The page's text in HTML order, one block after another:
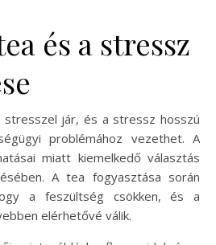
és a stressz
jár, és a stressz hosszú
problémához vezethet. A
miatt kiemelkedő választás
A tea fogyasztása során
a feszültség csökken, és a
elérhetővé válik.